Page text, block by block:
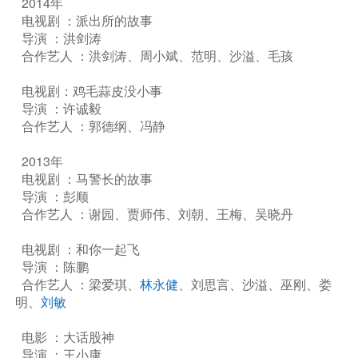
电视剧 ：派出所的故事
导演 ：洪剑涛
合作艺人 ：洪剑涛、周小斌、范明、沙溢、毛孩
电视剧：鸡毛蒜皮没小事
导演 ：许诚毅
合作艺人 ：郭德纲、冯静
2013年
电视剧 ：马警长的故事
导演 ：彭顺
合作艺人 ：谢园、贾师伟、刘朝、王梅、吴晓丹
电视剧 ：和你一起飞
导演 ：陈鹏
合作艺人 ：梁爱琪、 林永健、刘思言、沙溢、巫刚、娄
明、 刘敏
电影 ：大话股神